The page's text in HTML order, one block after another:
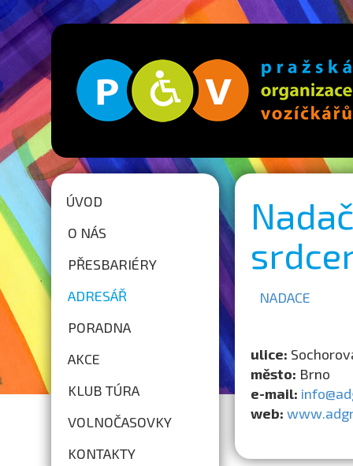
ÚVOD
O NÁS
PŘESBARIÉRY
ADRESÁŘ
PORADNA
AKCE
KLUB TÚRA
VOLNOČASOVKY
KONTAKTY
NADACE
ulice:
město: Brno
e-mail:
web: